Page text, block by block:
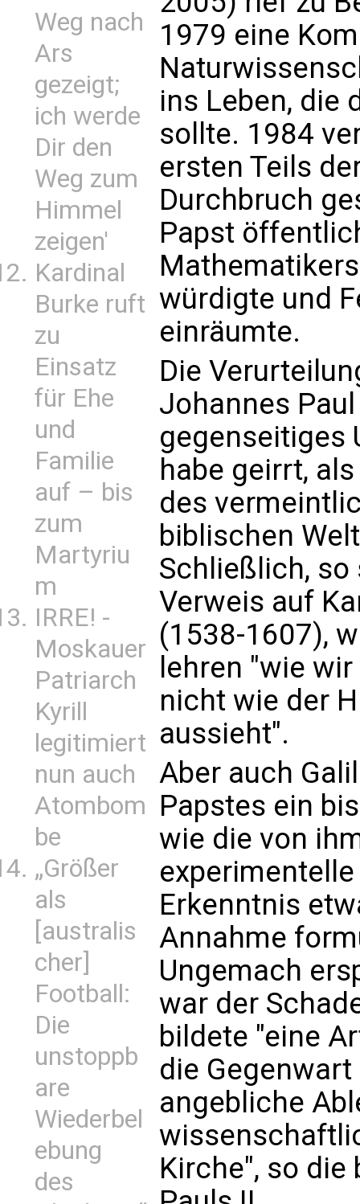
Weg nach
Ars
gezeigt;
ich werde
Dir den
Weg zum
Himmel
zeigen'
Kardinal
Burke ruft
zu
Einsatz
für Ehe
und
Familie
auf – bis
zum
Martyriu
m
IRRE! -
Moskauer
Patriarch
Kyrill
legitimiert
nun auch
Atombom
be
„Größer
als
[australis
cher]
Football:
Die
unstoppb
are
Wiederbel
ebung
des
1979 eine
ins Leben, die
sollte. 1984
ersten Teils
Durchbruch
Papst
würdigte und
einräumte.
Die
Johannes
gegenseitiges
habe geirrt,
des
biblischen
Schließlich, so
Verweis auf
(1538-1607),
lehren "wie
nicht wie der
aussieht".
Aber auch
Papstes ein
wie die von
Erkenntnis
Annahme
Ungemach
war der
bildete "eine
die
angebliche
Kirche", so